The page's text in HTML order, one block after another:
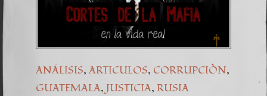
(Español) Daño
7. Our Struggle
ANÁLISIS, ARTICULOS, CORRUPCIÒN,
GUATEMALA, JUSTICIA, RUSIA